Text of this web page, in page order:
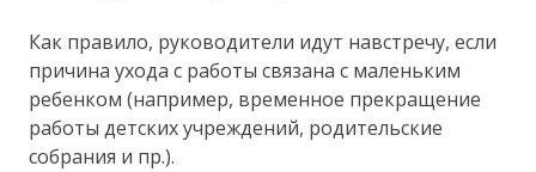
Как правило, руководители идут навстречу, если
причина ухода с работы связана с маленьким
ребенком (например, временное прекращение
работы детских учреждений, родительские
собрания и пр.).